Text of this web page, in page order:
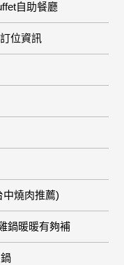
自助餐廳
位資訊
中燒肉推薦)
鍋暖暖有夠補